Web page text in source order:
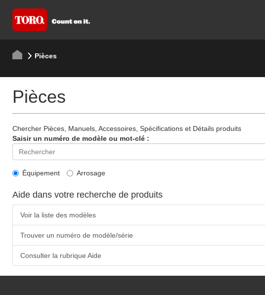
Pièces
Pièces
Chercher Pièces, Manuels, Accessoires, Spécifications et Détails produits
Saisir un numéro de modèle ou mot-clé :
Équipement Arrosage
Aide dans votre recherche de produits
Voir la liste des modèles
Trouver un numéro de modèle/série
Consulter la rubrique Aide